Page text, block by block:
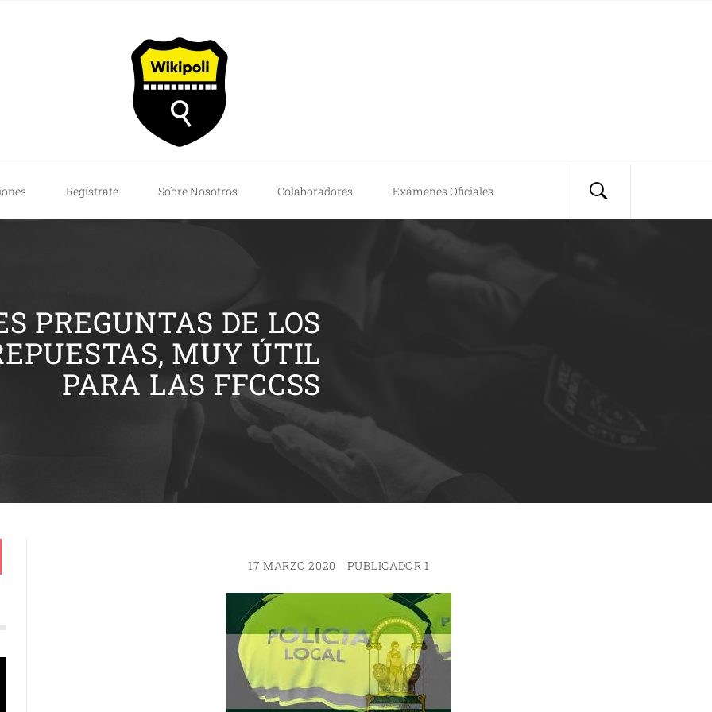
Regístrate Sobre Nosotros Colaboradores Exámenes Oficiales
PREGUNTAS DE LOS
MUY ÚTIL
PARA LAS FFCCSS
17 MARZO 2020 PUBLICADOR 1